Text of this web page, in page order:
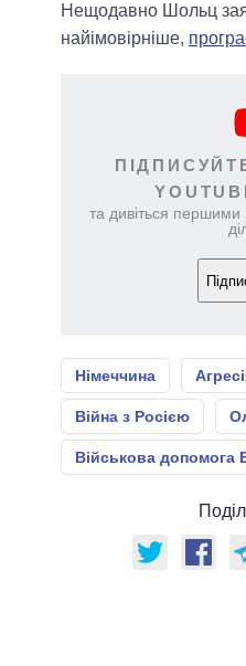
Нещодавно Шольц
найімовірніше,
та дивіться першими
Німеччина
Війна з Росією
Військова допомога